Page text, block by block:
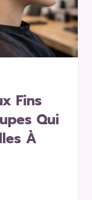
Fins
Qui
À